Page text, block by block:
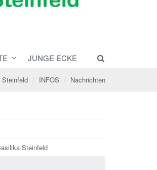
JUNGE ECKE
Steinfeld INFOS Nachrichten
Steinfeld